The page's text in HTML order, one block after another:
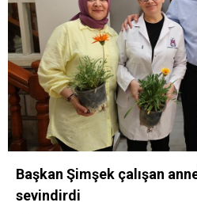
Başkan Şimşek çalışan
sevindirdi